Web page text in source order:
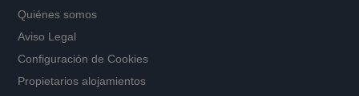
Quiénes somos
Aviso Legal
Configuración de Cookies
Propietarios alojamientos